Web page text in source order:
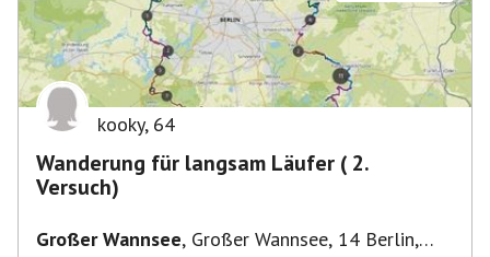
kooky, 64
Wanderung für langsam Läufer ( 2.
Versuch)
Großer Wannsee, Großer Wannsee, 14 Berlin,